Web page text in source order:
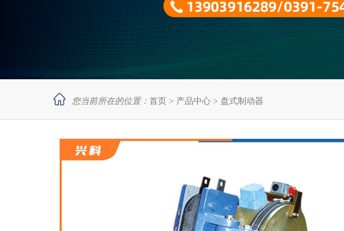
 您当前所在的位置： 首页 > 产品中心 > 盘式制动器